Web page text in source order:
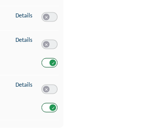
Details zu Messung der Performance von Inhalten
Details zu Analyse von Zielgruppen durch Statistiken
Details zu Entwicklung und Verbesserung der Angebote